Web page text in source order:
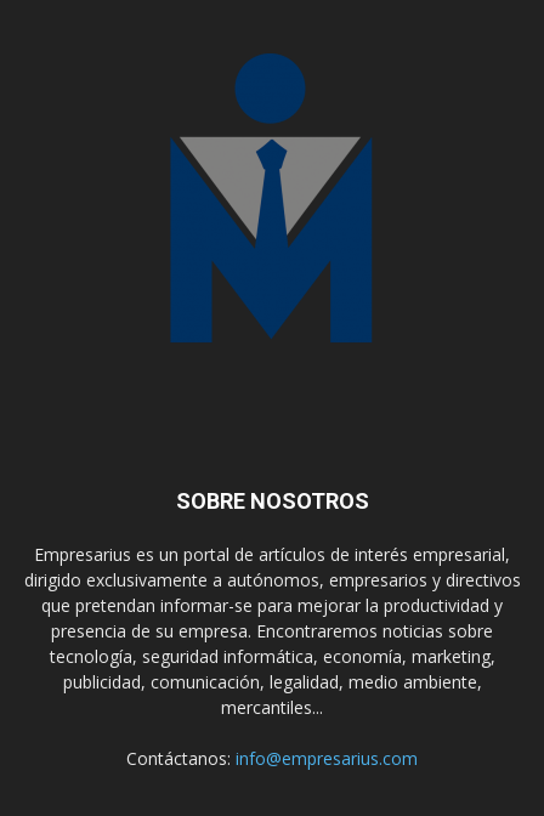
SOBRE NOSOTROS
Empresarius es un portal de artículos de interés empresarial,
dirigido exclusivamente a autónomos, empresarios y directivos
que pretendan informar-se para mejorar la productividad y
presencia de su empresa. Encontraremos noticias sobre
tecnología, seguridad informática, economía, marketing,
publicidad, comunicación, legalidad, medio ambiente,
mercantiles...
Contáctanos: info@empresarius.com